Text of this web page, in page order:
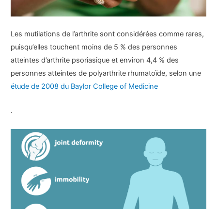
Les mutilations de l’arthrite sont considérées comme rares,
puisqu’elles touchent moins de 5 % des personnes
atteintes d’arthrite psoriasique et environ 4,4 % des
personnes atteintes de polyarthrite rhumatoïde, selon une
étude de 2008 du Baylor College of Medicine
.